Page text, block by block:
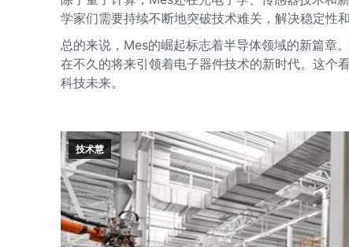
学家们需要持续不断地突破技术难关，解决稳定性
总的来说，Mes的崛起标志着半导体领域的新篇章
在不久的将来引领着电子器件技术的新时代。这个
科技未来。
技术慧